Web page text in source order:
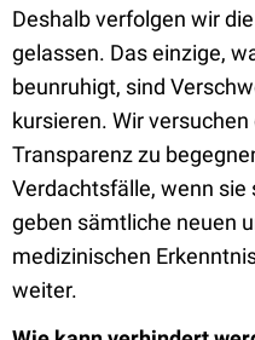
Deshalb verfolgen wir
gelassen. Das einzige,
beunruhigt, sind
kursieren. Wir
Transparenz zu
Verdachtsfälle, wenn
geben sämtliche neuen
medizinischen
weiter.